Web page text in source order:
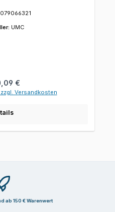
UMC
Preis:
€
Versandkosten
ab 150 € Warenwert